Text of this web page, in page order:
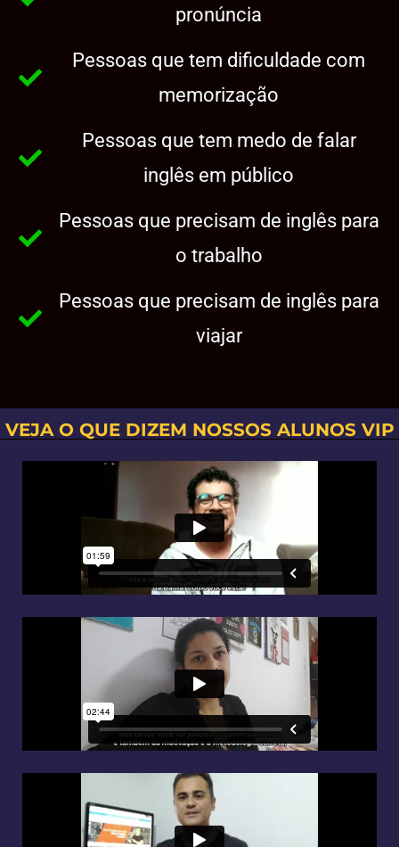
pronúncia
Pessoas que tem dificuldade com
memorização
Pessoas que tem medo de falar
inglês em público
Pessoas que precisam de inglês para
o trabalho
Pessoas que precisam de inglês para
viajar
VEJA O QUE DIZEM NOSSOS ALUNOS VIP